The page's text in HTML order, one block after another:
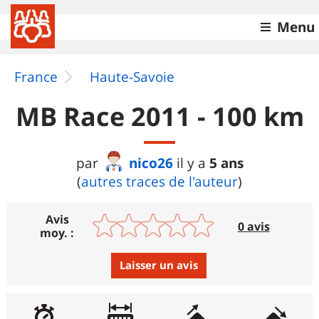
Menu
France Haute-Savoie
MB Race 2011 - 100 km
par nico26 il y a 5 ans
(autres traces de l'auteur)
Avis
moy. :
0 avis
Laisser un avis